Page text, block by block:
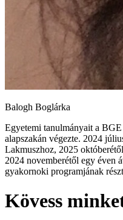
Balogh Boglárka
Egyetemi tanulmányait a
alapszakán végezte. 2024
Lakmuszhoz, 2025
2024 novemberétől egy éven
gyakornoki programjának
Kövess